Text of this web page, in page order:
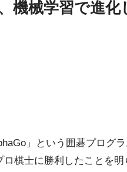
機械学習で進化
」という囲碁プログ
棋士に勝利したことを明